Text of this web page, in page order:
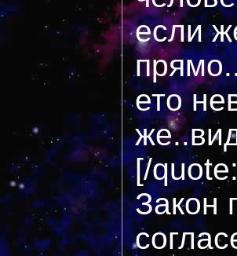
если
ето
[/
Закон